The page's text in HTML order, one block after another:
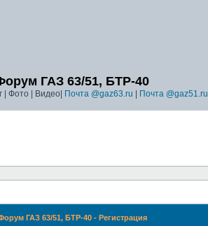
ГАЗ 63/51, БТР-40
| Фото | Видео| Почта @gaz63.ru Почта @gaz51.ru
ГАЗ 63/51, БТР-40 - Регистрация